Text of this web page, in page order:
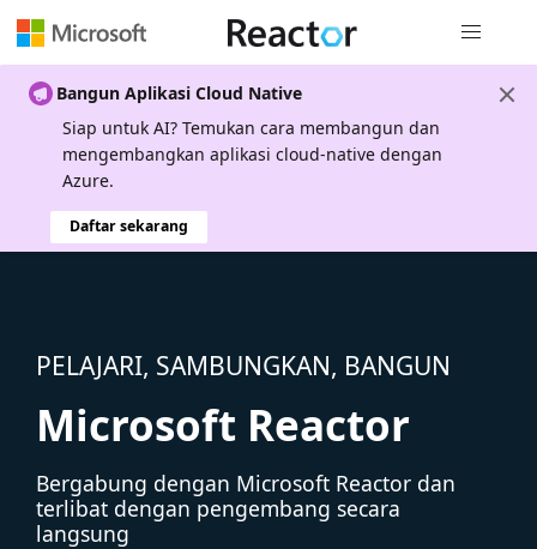
Bangun Aplikasi Cloud Native
Siap untuk AI? Temukan cara membangun dan
mengembangkan aplikasi cloud-native dengan
Azure.
Daftar sekarang
PELAJARI, SAMBUNGKAN, BANGUN
Microsoft Reactor
Bergabung dengan Microsoft Reactor dan
terlibat dengan pengembang secara
langsung